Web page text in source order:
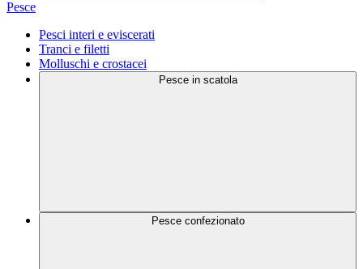
Pesce
Pesci interi e eviscerati
Tranci e filetti
Molluschi e crostacei
Pesce in scatola
Pesce confezionato